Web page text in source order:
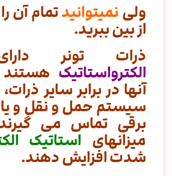
ولینمیتوانیدتمام آن
از بین ببرید.
ذرات تونر
الکترواستاتیکهستند
آنها در برابر سایر
سیستم حمل و نقل و یا
برقی تماس می
میزانهای استاتیک
شدت افزایش دهند.